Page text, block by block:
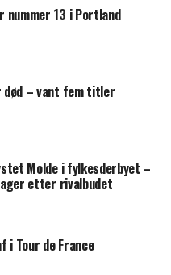
nummer 13 i Portland
død – vant fem titler
Molde i fylkesderbyet –
etter rivalbudet
Tour de France